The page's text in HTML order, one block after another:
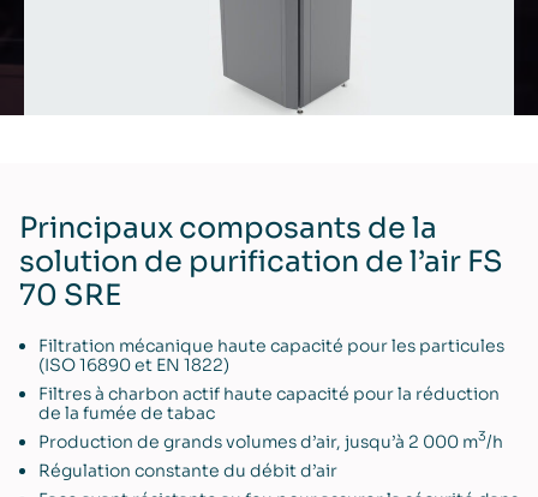
Principaux composants de la
solution de purification de l’air FS
70 SRE
Filtration mécanique haute capacité pour les particules
(ISO 16890 et EN 1822)
Filtres à charbon actif haute capacité pour la réduction
de la fumée de tabac
Production de grands volumes d’air, jusqu’à 2 000 m3/h
Régulation constante du débit d’air